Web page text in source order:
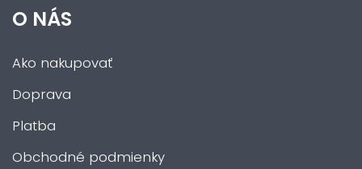
O NÁS
Ako nakupovať
Doprava
Platba
Obchodné podmienky